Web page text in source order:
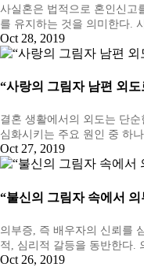
사실혼은 법적으로 혼인신고
를 유지하는 것을 의미한다.
Oct 28, 2019
“사랑의 그림자 남편 외
결혼 생활에서의 외도는 단
심화시키는 주요 원인 중 하
Oct 27, 2019
“불신의 그림자 속에서
의부증, 즉 배우자의 신뢰를
적, 심리적 갈등을 동반한다.
Oct 26, 2019